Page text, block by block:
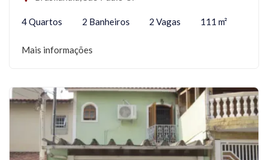
4 Quartos 2 Banheiros 2 Vagas 111 m²
Mais informações